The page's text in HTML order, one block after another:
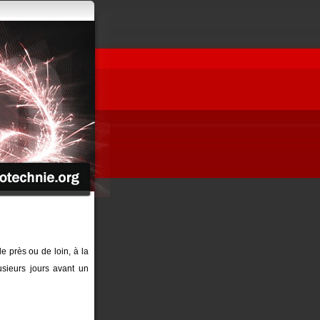
près ou de loin, à la
jours avant un